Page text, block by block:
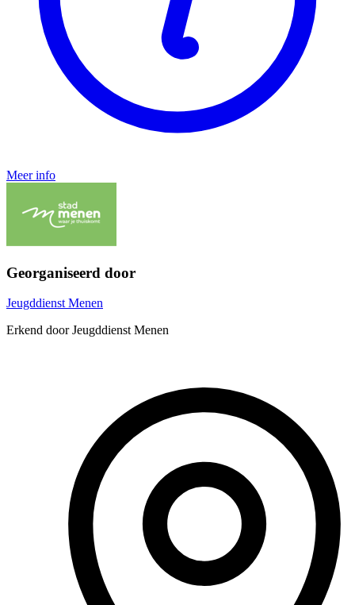
Meer info
Georganiseerd door
Jeugddienst Menen
Erkend door Jeugddienst Menen